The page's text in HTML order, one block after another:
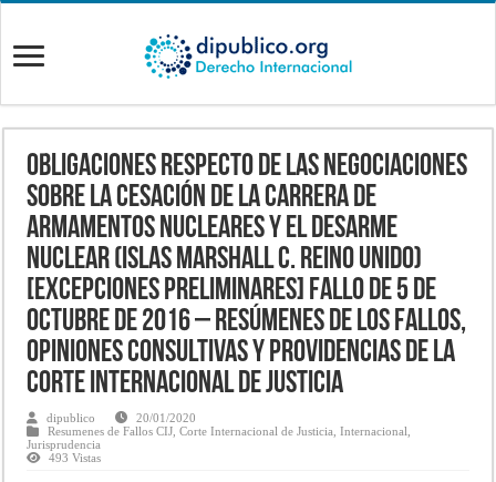
OBLIGACIONES RESPECTO DE LAS NEGOCIACIONES
SOBRE LA CESACIÓN DE LA CARRERA DE
ARMAMENTOS NUCLEARES Y EL DESARME
NUCLEAR (ISLAS MARSHALL c. REINO UNIDO)
[EXCEPCIONES PRELIMINARES] Fallo de 5 de
octubre de 2016 – Resúmenes de los fallos,
opiniones consultivas y providencias de la
Corte Internacional de Justicia
dipublico
20/01/2020
Resumenes de Fallos CIJ ,Corte Internacional de Justicia ,Internacional
Jurisprudencia
493 Vistas